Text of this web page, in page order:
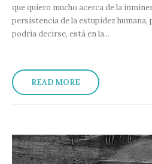
que quiero mucho acerca de la
persistencia de la estupidez humana,
podría decirse, está en la...
READ MORE